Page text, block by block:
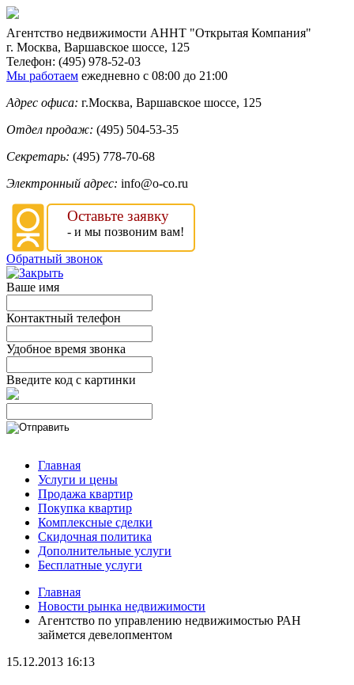
Агентство недвижимости АННТ "Открытая Компания"
г. Москва, Варшавское шоссе, 125
Телефон: (495) 978-52-03
Мы работаем ежедневно с 08:00 до 21:00
Адрес офиса: г.Москва, Варшавское шоссе, 125
Отдел продаж: (495) 504-53-35
Секретарь: (495) 778-70-68
Электронный адрес: info@o-co.ru
Оставьте заявку
- и мы позвоним вам!
Обратный звонок
Ваше имя
Контактный телефон
Удобное время звонка
Введите код с картинки
Главная
Услуги и цены
Продажа квартир
Покупка квартир
Комплексные сделки
Скидочная политика
Дополнительные услуги
Бесплатные услуги
Главная
Новости рынка недвижимости
Агентство по управлению недвижимостью РАН
займется девелопментом
15.12.2013 16:13